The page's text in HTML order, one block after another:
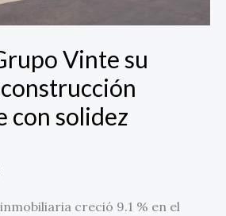
Vinte su
con solidez
creció 9.1 % en el